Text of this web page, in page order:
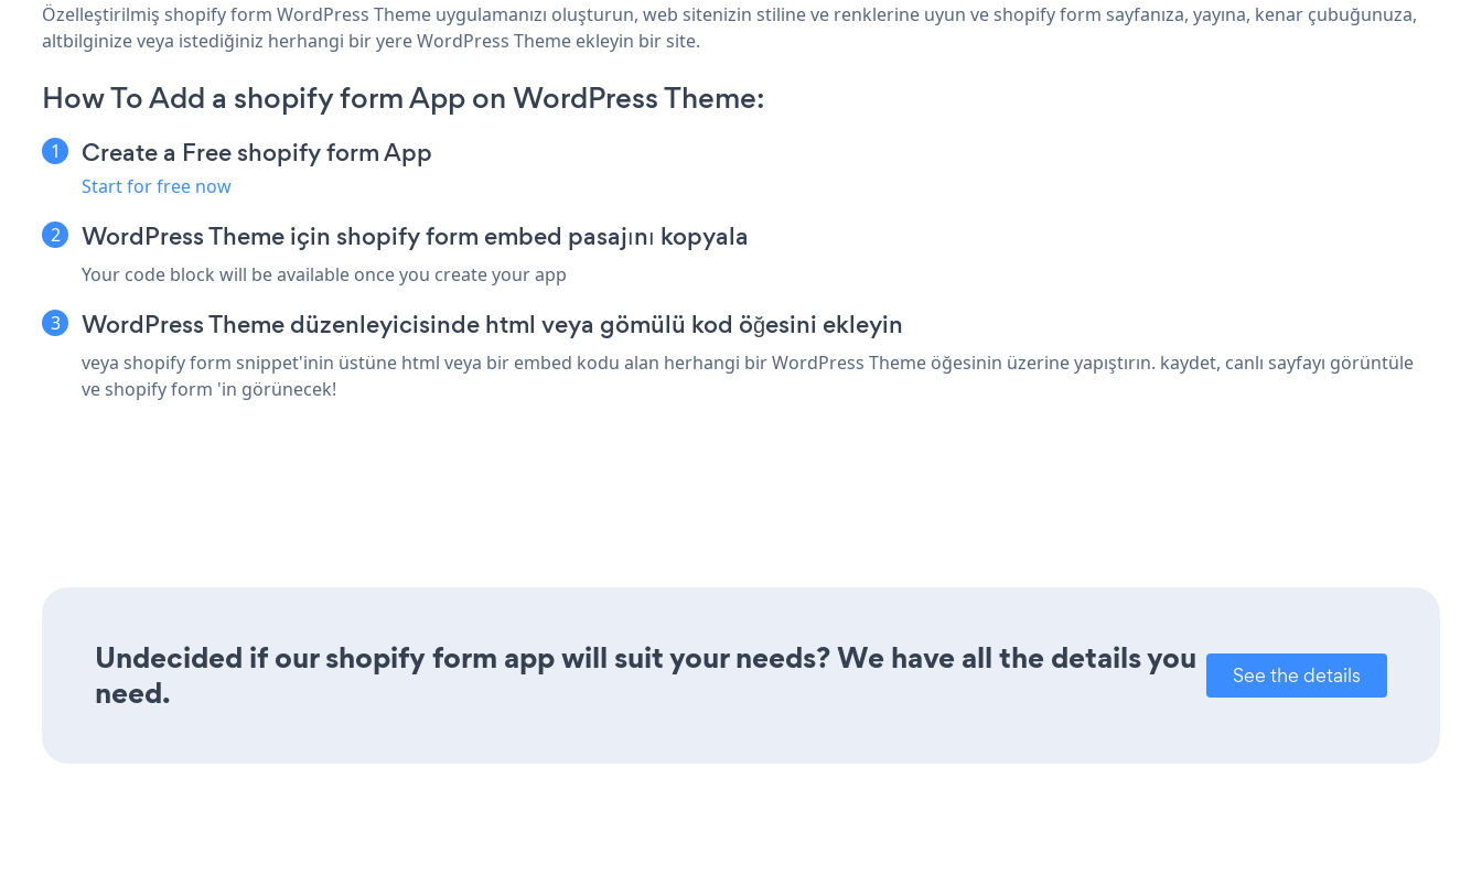
Özelleştirilmiş shopify form WordPress Theme uygulamanızı oluşturun, web sitenizin stiline ve renklerine uyun ve shopify form sayfanıza, yayına, kenar çubuğunuza,
altbilginize veya istediğiniz herhangi bir yere WordPress Theme ekleyin bir site.
How To Add a shopify form App on WordPress Theme:
Create a Free shopify form App
Start for free now
WordPress Theme için shopify form embed pasajını kopyala
Your code block will be available once you create your app
WordPress Theme düzenleyicisinde html veya gömülü kod öğesini ekleyin
veya shopify form snippet'inin üstüne html veya bir embed kodu alan herhangi bir WordPress Theme öğesinin üzerine yapıştırın. kaydet, canlı sayfayı görüntüle
ve shopify form 'in görünecek!
Undecided if our shopify form app will suit your needs? We have all the details you
need.
See the details